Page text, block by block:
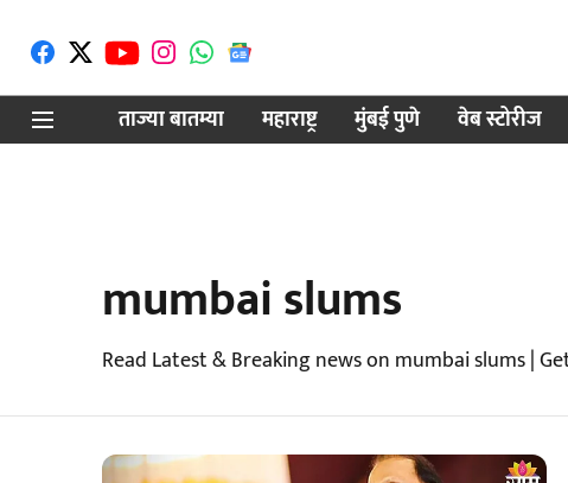
ताज्या बातम्या
महाराष्ट्र मुंबई पुणे वेब स्टोरीज
mumbai slums
Read Latest & Breaking news on mumbai slums |